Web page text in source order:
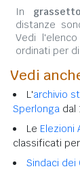
In grassetto
distanze
Vedi
ordinati per
Vedi
L'archivio
Sperlonga dal
Le Elezioni
classificati
Sindaci dei